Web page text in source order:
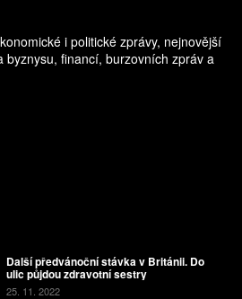
i politické zprávy, nejnovější
byznysu, financí, burzovních zpráv a
Další předvánoční stávka v Británii. Do
ulic půjdou zdravotní sestry
25. 11. 2022